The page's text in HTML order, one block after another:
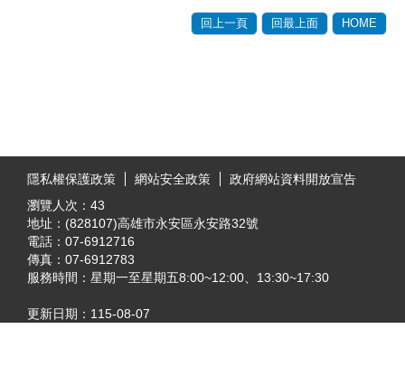
回上一頁 回最上面 HOME
隱私權保護政策
網站安全政策
政府網站資料開放宣告
瀏覽人次： 43
地址：(828107)高雄市永安區永安路32號
電話：07-6912716
傳真：07-6912783
服務時間：星期一至星期五8:00~12:00、13:30~17:30
更新日期： 115-08-07